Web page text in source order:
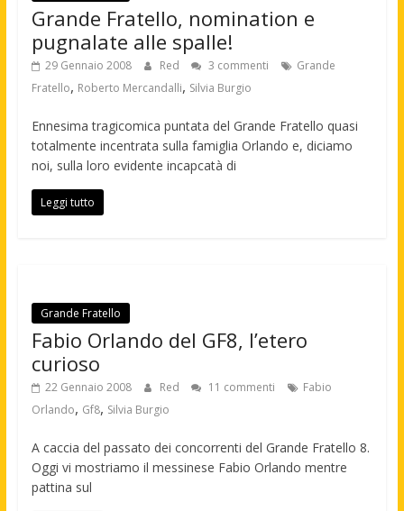
Grande Fratello, nomination e
pugnalate alle spalle!
29 Gennaio 2008 Red 3 commenti
Grande
Fratello, Roberto Mercandalli, Silvia Burgio
Ennesima tragicomica puntata del Grande Fratello quasi
totalmente incentrata sulla famiglia Orlando e, diciamo
noi, sulla loro evidente incapcatà di
Leggi tutto
Grande Fratello
Fabio Orlando del GF8, l’etero
curioso
22 Gennaio 2008 Red 11 commenti
Fabio
Orlando, Gf8, Silvia Burgio
A caccia del passato dei concorrenti del Grande Fratello 8.
Oggi vi mostriamo il messinese Fabio Orlando mentre
pattina sul